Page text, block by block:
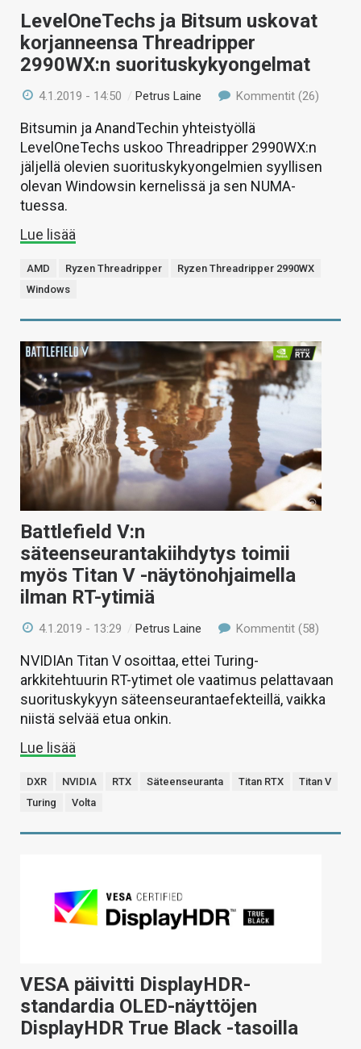
LevelOneTechs ja Bitsum uskovat
korjanneensa Threadripper
2990WX:n suorituskykyongelmat
4.1.2019 - 14:50 /Petrus Laine Kommentit (26)
Bitsumin ja AnandTechin yhteistyöllä
LevelOneTechs uskoo Threadripper 2990WX:n
jäljellä olevien suorituskykyongelmien syyllisen
olevan Windowsin kernelissä ja sen NUMA-
tuessa.
Lue lisää
AMD Ryzen Threadripper
Ryzen Threadripper 2990WX
Windows
Battlefield V:n
säteenseurantakiihdytys toimii
myös Titan V -näytönohjaimella
ilman RT-ytimiä
4.1.2019 - 13:29 /Petrus Laine Kommentit (58)
NVIDIAn Titan V osoittaa, ettei Turing-
arkkitehtuurin RT-ytimet ole vaatimus pelattavaan
suorituskykyyn säteenseurantaefekteillä, vaikka
niistä selvää etua onkin.
Lue lisää
DXR NVIDIA RTX Säteenseuranta Titan RTX
Titan V
Turing
Volta
VESA päivitti DisplayHDR-
standardia OLED-näyttöjen
DisplayHDR True Black -tasoilla